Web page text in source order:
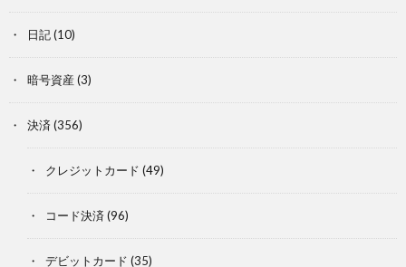
日記(10)
暗号資産 (3)
決済 (356)
クレジットカード (49)
コード決済 (96)
デビットカード (35)